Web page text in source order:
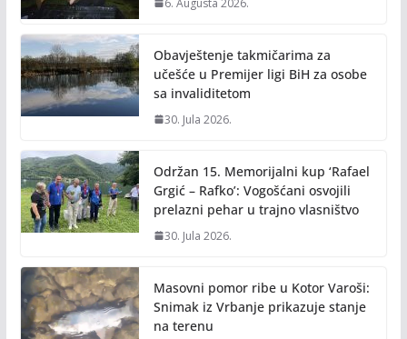
Obavještenje takmičarima za
učešće u Premijer ligi BiH za osobe
sa invaliditetom
30. Jula 2026.
Održan 15. Memorijalni kup ‘Rafael
Grgić – Rafko’: Vogošćani osvojili
prelazni pehar u trajno vlasništvo
30. Jula 2026.
Masovni pomor ribe u Kotor Varoši:
Snimak iz Vrbanje prikazuje stanje
na terenu